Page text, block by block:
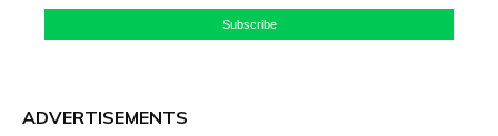
Subscribe
ADVERTISEMENTS